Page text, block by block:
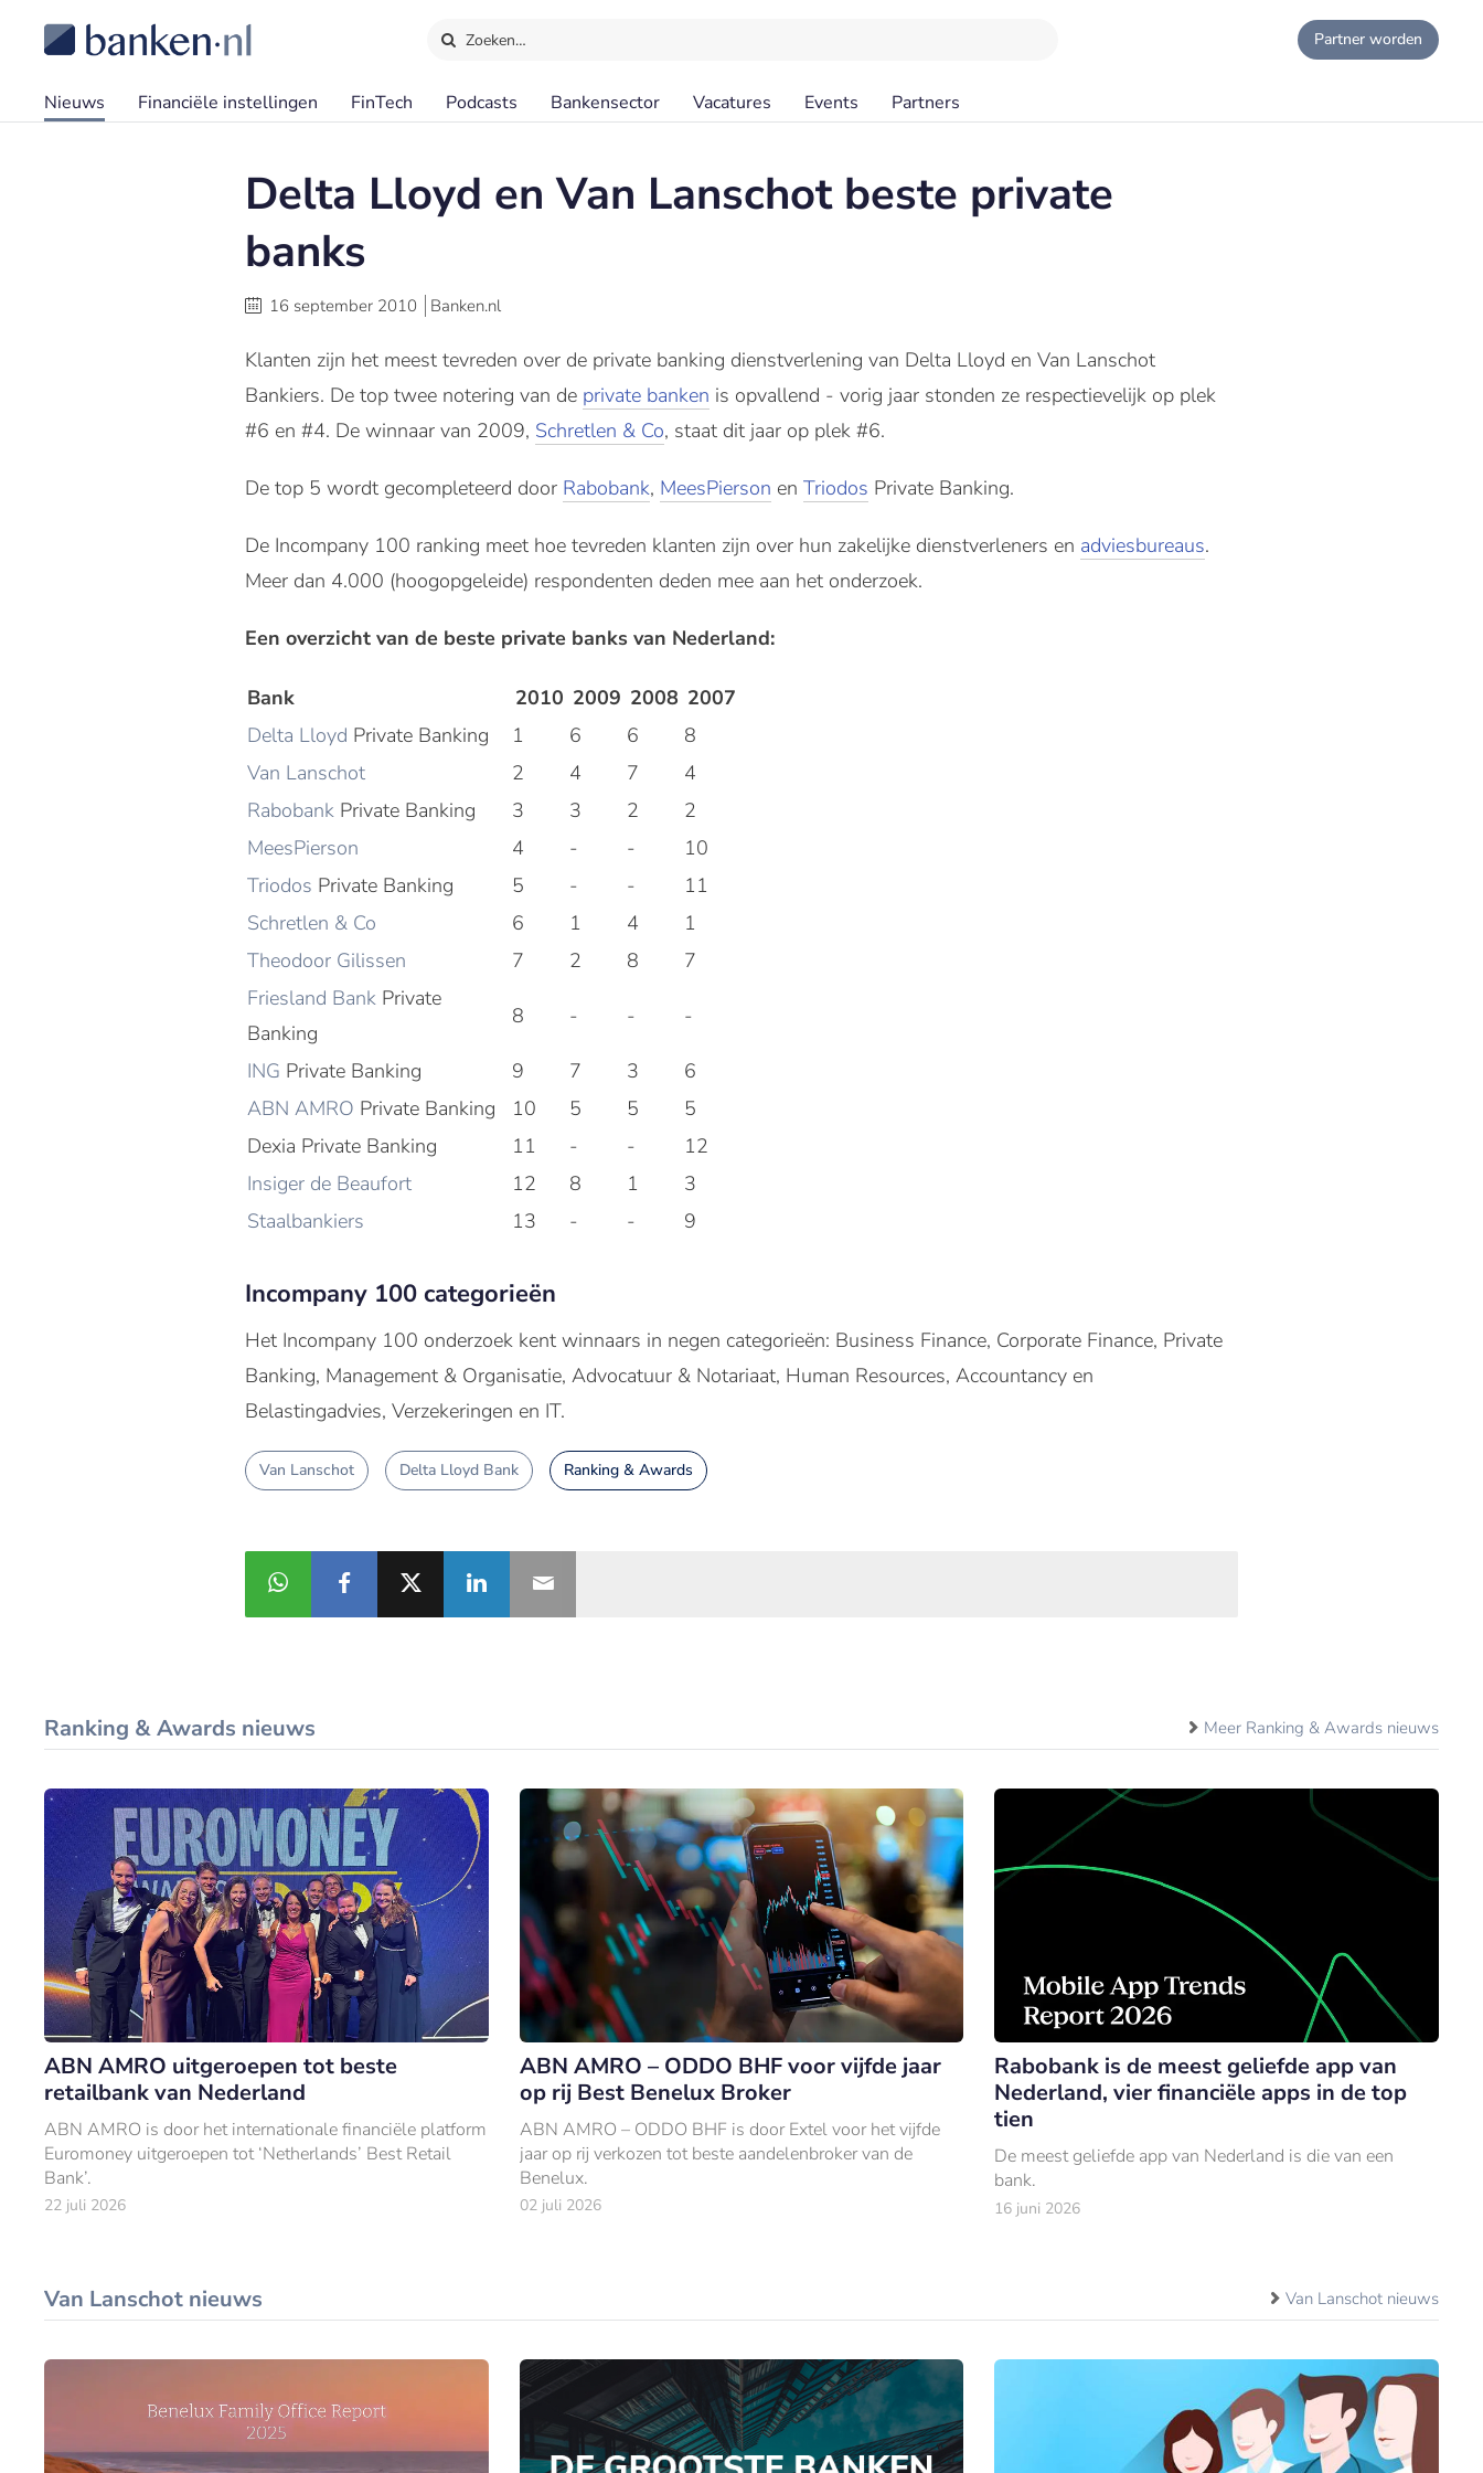
Zoeken… Partner worden
Nieuws Financiële instellingen FinTech Podcasts Bankensector Vacatures Events Partners
Delta Lloyd en Van Lanschot beste private
banks
16 september 2010 Banken.nl
Klanten zijn het meest tevreden over de private banking dienstverlening van Delta Lloyd en Van Lanschot
Bankiers. De top twee notering van de private banken is opvallend - vorig jaar stonden ze respectievelijk op plek
#6 en #4. De winnaar van 2009, Schretlen & Co, staat dit jaar op plek #6.
De top 5 wordt gecompleteerd door Rabobank, MeesPierson en Triodos Private Banking.
De Incompany 100 ranking meet hoe tevreden klanten zijn over hun zakelijke dienstverleners en adviesbureaus.
Meer dan 4.000 (hoogopgeleide) respondenten deden mee aan het onderzoek.
Een overzicht van de beste private banks van Nederland:
Bank 2010 2009 2008 2007
Delta Lloyd Private Banking 1 6 6
8
Van Lanschot
2 4 7
4
Rabobank Private Banking 3 3 2
2
MeesPierson
4 - -
10
Triodos Private Banking 5 - -
11
Schretlen & Co
6 1 4
1
Theodoor Gilissen
7 2 8
7
Friesland Bank Private
Banking
8 - - -
ING Private Banking 9 7 3
6
ABN AMRO Private Banking 10 5 5
5
Dexia Private Banking
11 - -
12
Insiger de Beaufort
12 8 1
3
Staalbankiers
13 - - 9
Incompany 100 categorieën
Het Incompany 100 onderzoek kent winnaars in negen categorieën: Business Finance, Corporate Finance, Private
Banking, Management & Organisatie, Advocatuur & Notariaat, Human Resources, Accountancy en
Belastingadvies, Verzekeringen en IT.
Van Lanschot Delta Lloyd Bank Ranking & Awards
Ranking & Awards nieuws Meer Ranking & Awards nieuws
ABN AMRO uitgeroepen tot beste
retailbank van Nederland
ABN AMRO is door het internationale financiële platform
Euromoney uitgeroepen tot ‘Netherlands’ Best Retail
Bank’.
22 juli 2026
ABN AMRO – ODDO BHF voor vijfde jaar
op rij Best Benelux Broker
ABN AMRO – ODDO BHF is door Extel voor het vijfde
jaar op rij verkozen tot beste aandelenbroker van de
Benelux.
02 juli 2026
Rabobank is de meest geliefde app van
Nederland, vier financiële apps in de top
tien
De meest geliefde app van Nederland is die van een
bank.
16 juni 2026
Van Lanschot nieuws Van Lanschot nieuws